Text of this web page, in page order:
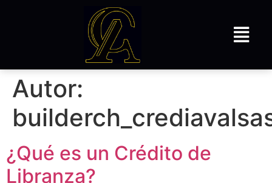
Autor:
¿Qué es un Crédito de
Libranza?